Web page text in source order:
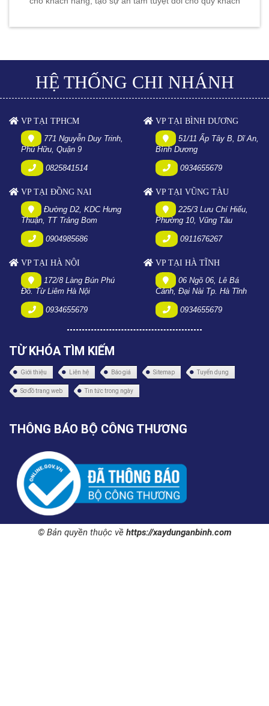
HỆ THỐNG CHI NHÁNH
VP TẠI TPHCM
771 Nguyễn Duy Trinh,
Phú Hữu, Quận 9
0825841514
VP TẠI BÌNH DƯƠNG
51/11 Ấp Tây B, Dĩ An,
Bình Dương
0934655679
VP TẠI ĐỒNG NAI
Đường D2, KDC Hưng
Thuận, TT Trảng Bom
0904985686
VP TẠI VŨNG TÀU
225/3 Lưu Chí Hiếu,
Phường 10, Vũng Tàu
0911676267
VP TẠI HÀ NỘI
172/8 Làng Bún Phú
Đô. Từ Liêm Hà Nội
0934655679
VP TẠI HÀ TĨNH
06 Ngõ 06, Lê Bá
Cảnh, Đại Nài Tp. Hà Tĩnh
0934655679
TỪ KHÓA TÌM KIẾM
Giới thiệu Liên hệ Báo giá Sitemap Tuyển dụng
Sơ đồ trang web Tin tức trong ngày
THÔNG BÁO BỘ CÔNG THƯƠNG
© Bản quyền thuộc về https://xaydunganbinh.com